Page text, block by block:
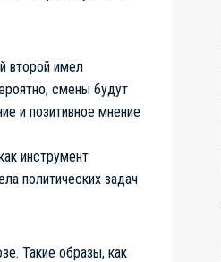
второй имел
смены будут
и позитивное мнение
инструмент
политических задач
Такие образы, как